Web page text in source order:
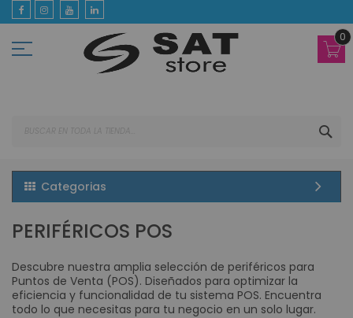
Ir
al
contenido
0
Categorias
PERIFÉRICOS POS
Descubre nuestra amplia selección de periféricos para
Puntos de Venta (POS). Diseñados para optimizar la
eficiencia y funcionalidad de tu sistema POS. Encuentra
todo lo que necesitas para tu negocio en un solo lugar.